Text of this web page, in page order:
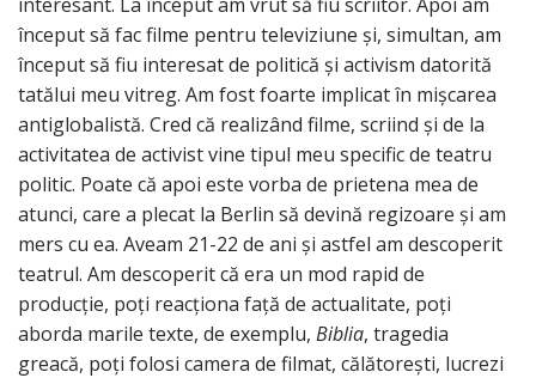
început să fac filme pentru televiziune și, simultan, am
început să fiu interesat de politică și activism datorită
tatălui meu vitreg. Am fost foarte implicat în mișcarea
antiglobalistă. Cred că realizând filme, scriind și de la
activitatea de activist vine tipul meu specific de teatru
politic. Poate că apoi este vorba de prietena mea de
atunci, care a plecat la Berlin să devină regizoare și am
mers cu ea. Aveam 21-22 de ani și astfel am descoperit
teatrul. Am descoperit că era un mod rapid de
producție, poți reacționa față de actualitate, poți
aborda marile texte, de exemplu, Biblia, tragedia
greacă, poți folosi camera de filmat, călătorești, lucrezi